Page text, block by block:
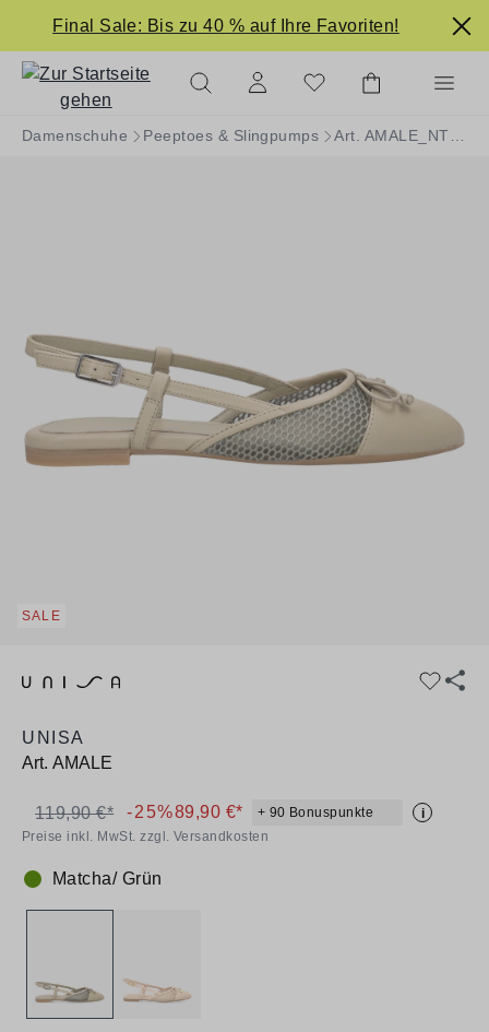
springen
Final Sale: Bis zu 40 % auf Ihre Favoriten!
Damenschuhe Peeptoes & Slingpumps
SALE
UNISA
Art. AMALE
89,90 €* + 90 Bonuspunkte i
119,90 €* -25%
Preise inkl. MwSt. zzgl. Versandkosten
Farbe:
Matcha/ Grün